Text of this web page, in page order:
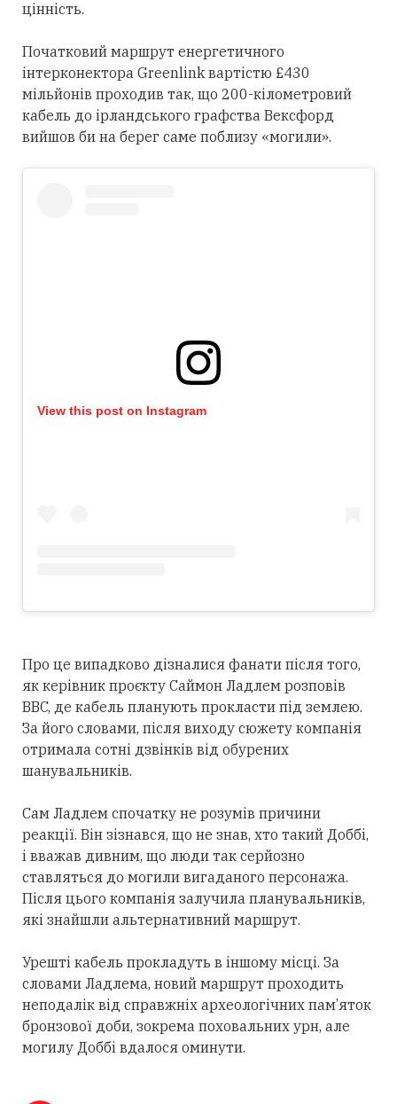
цінність.
Початковий маршрут енергетичного
інтерконектора Greenlink вартістю £430
мільйонів проходив так, що 200-кілометровий
кабель до ірландського графства Вексфорд
вийшов би на берег саме поблизу «могили».
View this post on Instagram
Про це випадково дізналися фанати після того,
як керівник проєкту Саймон Ладлем розповів
BBC, де кабель планують прокласти під землею.
За його словами, після виходу сюжету компанія
отримала сотні дзвінків від обурених
шанувальників.
Сам Ладлем спочатку не розумів причини
реакції. Він зізнався, що не знав, хто такий Доббі,
і вважав дивним, що люди так серйозно
ставляться до могили вигаданого персонажа.
Після цього компанія залучила планувальників,
які знайшли альтернативний маршрут.
Урешті кабель прокладуть в іншому місці. За
словами Ладлема, новий маршрут проходить
неподалік від справжніх археологічних пам’яток
бронзової доби, зокрема поховальних урн, але
могилу Доббі вдалося оминути.